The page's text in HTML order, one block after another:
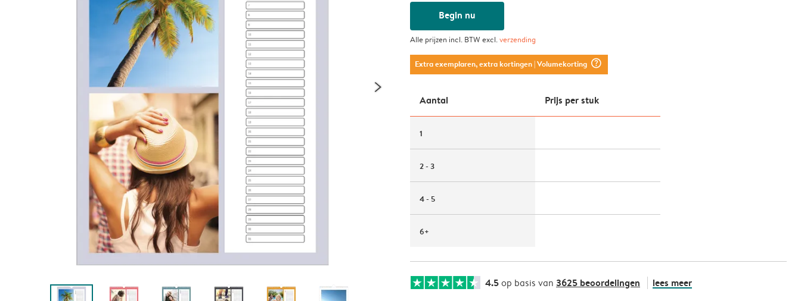
Begin nu
Alle prijzen incl. BTW excl.verzending
Extra exemplaren, extra kortingen| Volumekorting question_mark_circle
Aantal Prijs per stuk
1
2 - 3
4 - 5
6+
4.5op basis van 3625 beoordelingen lees meer